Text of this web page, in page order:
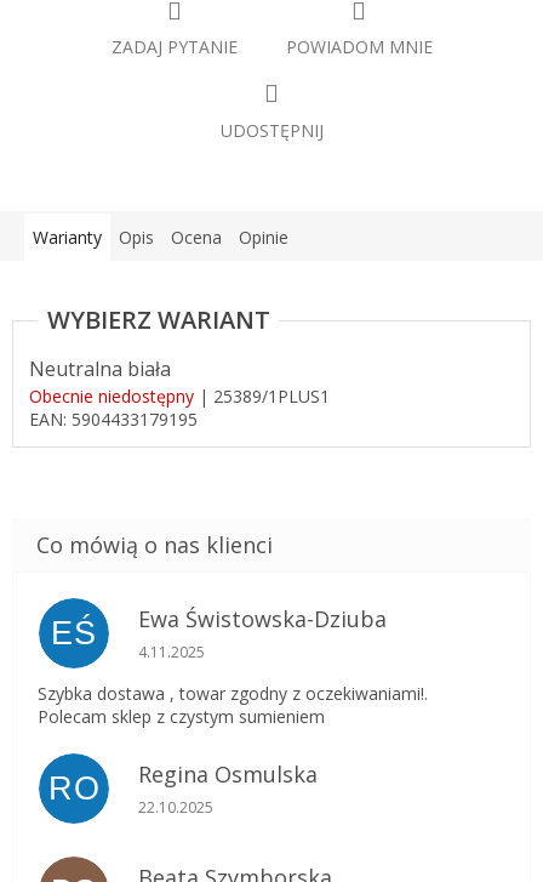
ZADAJ PYTANIE POWIADOM MNIE
UDOSTĘPNIJ
Warianty Opis Ocena Opinie
Neutralna biała
Obecnie niedostępny | 25389/1PLUS1
EAN: 5904433179195
EŚ Ewa Świstowska-Dziuba
Ocena sklepu to 5 na 5 gwiazdek.
4.11.2025
Szybka dostawa , towar zgodny z oczekiwaniami!.
Polecam sklep z czystym sumieniem
RO Regina Osmulska
Ocena sklepu to 5 na 5 gwiazdek.
22.10.2025